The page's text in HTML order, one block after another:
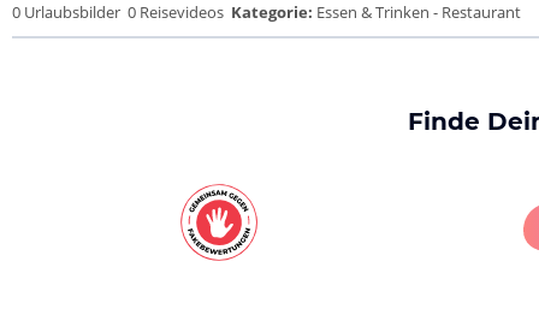
0 Urlaubsbilder 0 Reisevideos Kategorie: Essen & Trinken - Restaurant
Finde